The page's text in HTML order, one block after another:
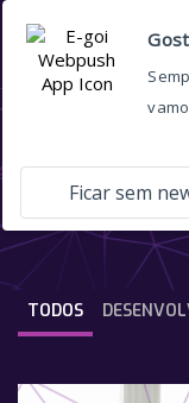
TODOS